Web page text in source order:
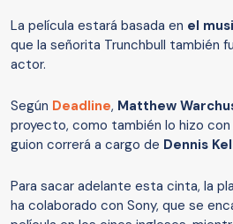
La película estará basada en el
que la señorita Trunchbull también
actor.
Según Deadline, Matthew
proyecto, como también lo hizo
guion correrá a cargo de Dennis
Para sacar adelante esta cinta, la
ha colaborado con Sony, que se